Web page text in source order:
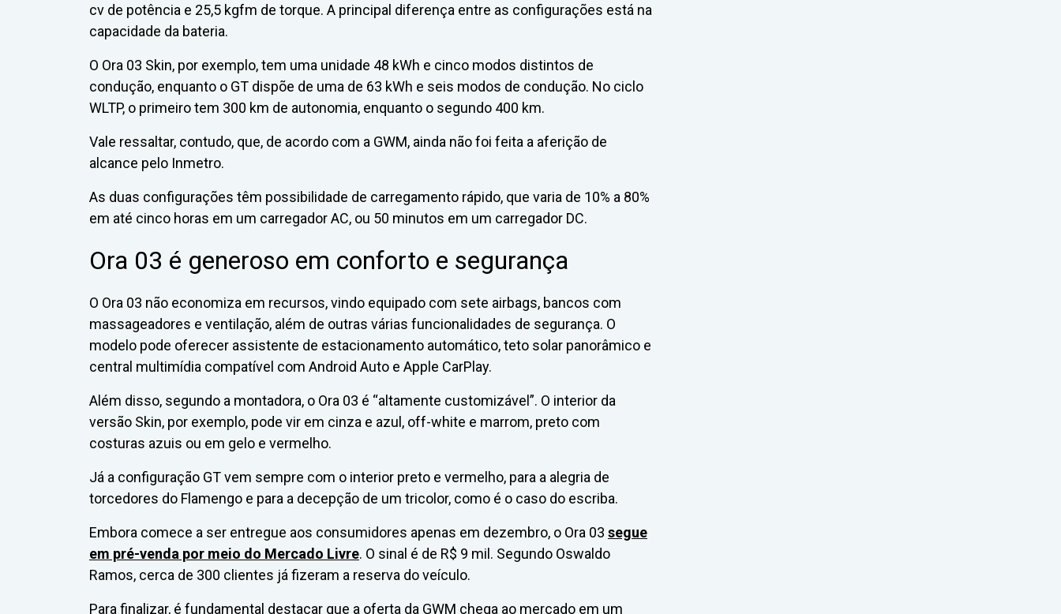
cv de potência e 25,5 kgfm de torque. A principal diferença entre as configurações está na
capacidade da bateria.
O Ora 03 Skin, por exemplo, tem uma unidade 48 kWh e cinco modos distintos de
condução, enquanto o GT dispõe de uma de 63 kWh e seis modos de condução. No ciclo
WLTP, o primeiro tem 300 km de autonomia, enquanto o segundo 400 km.
Vale ressaltar, contudo, que, de acordo com a GWM, ainda não foi feita a aferição de
alcance pelo Inmetro.
As duas configurações têm possibilidade de carregamento rápido, que varia de 10% a 80%
em até cinco horas em um carregador AC, ou 50 minutos em um carregador DC.
Ora 03 é generoso em conforto e segurança
O Ora 03 não economiza em recursos, vindo equipado com sete airbags, bancos com
massageadores e ventilação, além de outras várias funcionalidades de segurança. O
modelo pode oferecer assistente de estacionamento automático, teto solar panorâmico e
central multimídia compatível com Android Auto e Apple CarPlay.
Além disso, segundo a montadora, o Ora 03 é “altamente customizável”. O interior da
versão Skin, por exemplo, pode vir em cinza e azul, off-white e marrom, preto com
costuras azuis ou em gelo e vermelho.
Já a configuração GT vem sempre com o interior preto e vermelho, para a alegria de
torcedores do Flamengo e para a decepção de um tricolor, como é o caso do escriba.
Embora comece a ser entregue aos consumidores apenas em dezembro, o Ora 03 segue
em pré-venda por meio do Mercado Livre. O sinal é de R$ 9 mil. Segundo Oswaldo
Ramos, cerca de 300 clientes já fizeram a reserva do veículo.
Para finalizar, é fundamental destacar que a oferta da GWM chega ao mercado em um